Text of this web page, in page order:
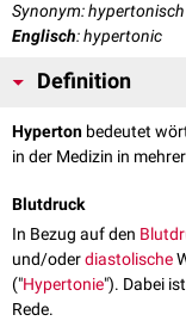
Synonym: hypertonisch
Englisch: hypertonic
Definition
Hyperton bedeutet
in der Medizin in
Blutdruck
In Bezug auf den
und/oderdiastolische
("Hypertonie"). Dabei
Rede.